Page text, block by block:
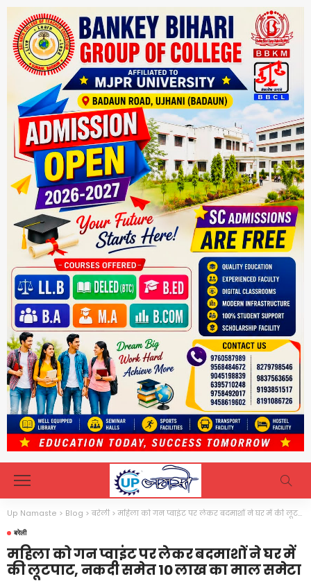
Up Namaste > Blog >बरेली >महिला को गन प्वाइंट पर लेकर बदमाशों ने घर में की लूटपाट, नकदी समेत 10 लाख का माल समेटा
बरेली
महिला को गन प्वाइंट पर लेकर बदमाशों ने घर में
की लूटपाट, नकदी समेत 10 लाख का माल समेटा